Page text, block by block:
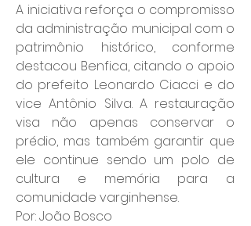
A iniciativa reforça o compromisso
da administração municipal com o
patrimônio histórico, conforme
destacou Benfica, citando o apoio
do prefeito Leonardo Ciacci e do
vice Antônio Silva. A restauração
visa não apenas conservar o
prédio, mas também garantir que
ele continue sendo um polo de
cultura e memória para a
comunidade varginhense.
Por: João Bosco